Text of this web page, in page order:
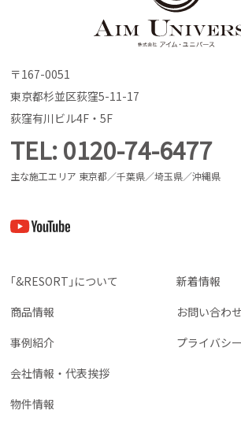
〒167-0051
東京都杉並区荻窪5-11-17
荻窪有川ビル4F・5F
TEL 0120-74-6477
主な施工エリア 東京都／千葉県／埼玉県／沖縄県
｢&RESORT｣について
商品情報
事例紹介
会社情報・代表挨拶
物件情報
新着情報
お問い合わせ
プライバシ